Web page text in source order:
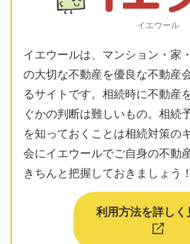
イエウール
イエウールは、マンション・家
の大切な不動産を優良な不動産
るサイトです。相続時に不動産
ぐかの判断は難しいもの。相続
を知っておくことは相続対策の
会にイエウールでご自身の不動
きちんと把握しておきましょう！
利用方法を詳しく